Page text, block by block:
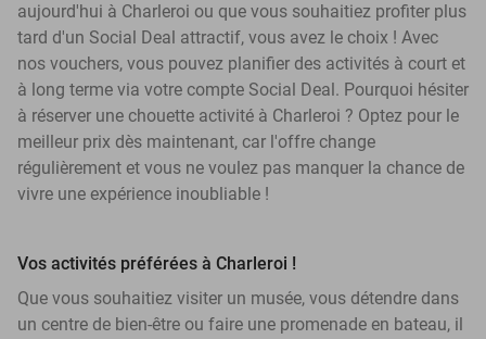
aujourd'hui à Charleroi ou que vous souhaitiez profiter plus
tard d'un Social Deal attractif, vous avez le choix ! Avec
nos vouchers, vous pouvez planifier des activités à court et
à long terme via votre compte Social Deal. Pourquoi hésiter
à réserver une chouette activité à Charleroi ? Optez pour le
meilleur prix dès maintenant, car l'offre change
régulièrement et vous ne voulez pas manquer la chance de
vivre une expérience inoubliable !
Vos activités préférées à Charleroi !
Que vous souhaitiez visiter un musée, vous détendre dans
un centre de bien-être ou faire une promenade en bateau, il